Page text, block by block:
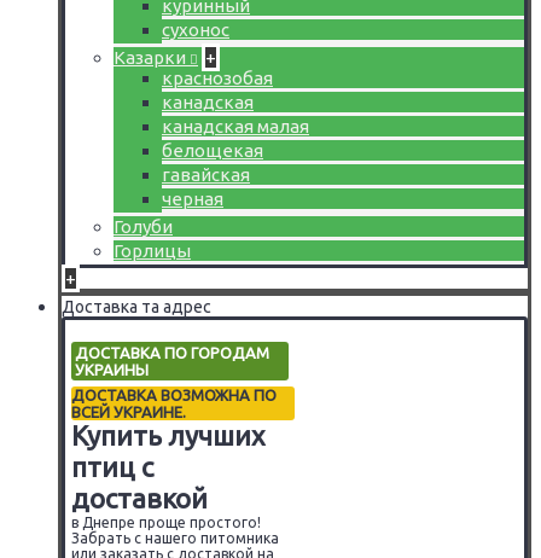
куринный
сухонос
Казарки
+
краснозобая
канадская
канадская малая
белощекая
гавайская
черная
Голуби
Горлицы
+
Доставка та адрес
ДОСТАВКА ПО ГОРОДАМ
УКРАИНЫ
ДОСТАВКА ВОЗМОЖНА ПО
ВСЕЙ УКРАИНЕ.
Купить лучших
птиц с
доставкой
в Днепре проще простого!
Забрать с нашего питомника
или заказать с доставкой на